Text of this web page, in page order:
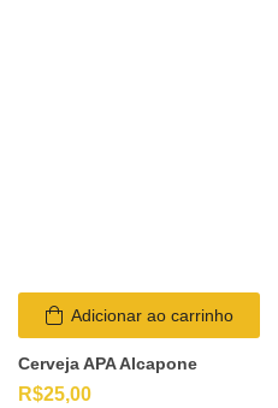
Adicionar ao carrinho
Cerveja APA Alcapone
R$25,00